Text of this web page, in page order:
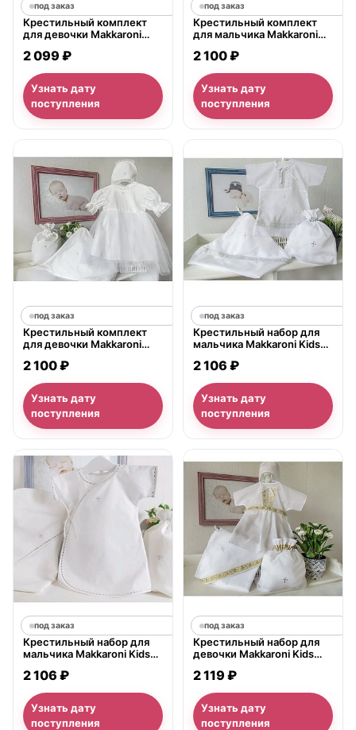
под заказ
Крестильный комплект
для девочки Makkaroni
2 099 ₽
Узнать дату
поступления
под заказ
Крестильный комплект
для мальчика Makkaroni
2 100 ₽
Узнать дату
поступления
под заказ
Крестильный комплект
для девочки Makkaroni
2 100 ₽
Узнать дату
поступления
под заказ
Крестильный набор для
мальчика Makkaroni Kids
предмета
2 106 ₽
Узнать дату
поступления
под заказ
Крестильный набор для
мальчика Makkaroni Kids
2 106 ₽
Узнать дату
поступления
под заказ
Крестильный набор для
девочки Makkaroni Kids
предмета
2 119 ₽
Узнать дату
поступления